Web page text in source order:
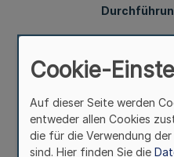
§
In der Prüfung hat der
Cookie-
Auf dieser Seite werden
entweder allen Cookies
die für die Verwendung
sind. Hier finden Sie die